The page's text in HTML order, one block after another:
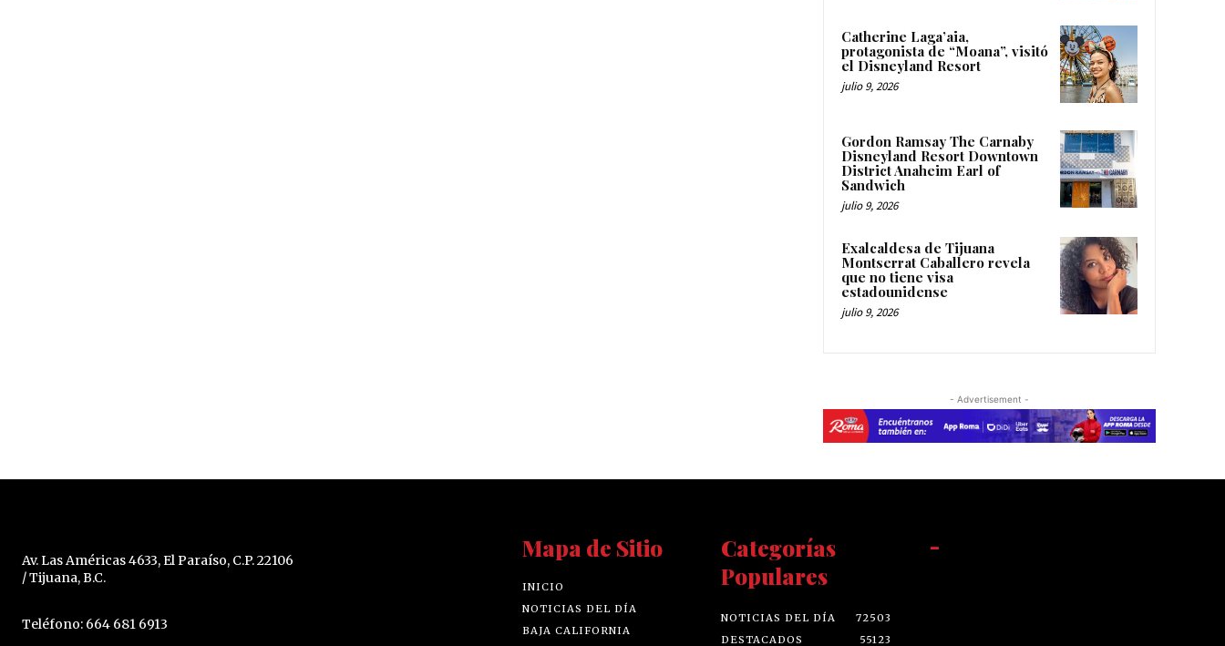
Catherine Laga’aia,
protagonista de “Moana”, visitó
el Disneyland Resort
julio 9, 2026
Gordon Ramsay The Carnaby
Disneyland Resort Downtown
District Anaheim Earl of
Sandwich
julio 9, 2026
Exalcaldesa de Tijuana
Montserrat Caballero revela
que no tiene visa
estadounidense
julio 9, 2026
- Advertisement -
Av. Las Américas 4633, El Paraíso, C.P. 22106
/ Tijuana, B.C.
Teléfono: 664 681 6913
Mapa de Sitio
INICIO
NOTICIAS DEL DÍA
BAJA CALIFORNIA
Categorías
Populares
NOTICIAS DEL DÍA
72503
DESTACADOS
55123
-